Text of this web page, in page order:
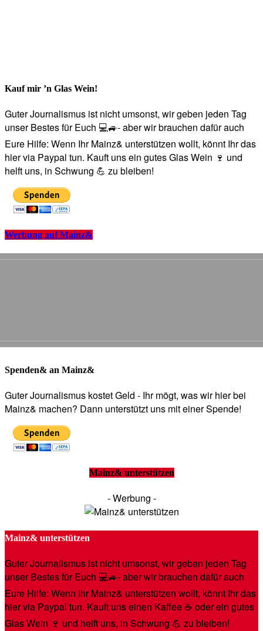
Kauf mir ’n Glas Wein!
Guter Journalismus ist nicht umsonst, wir geben jeden Tag
unser Bestes für Euch 💻🚙- aber wir brauchen dafür auch
Eure Hilfe: Wenn Ihr Mainz& unterstützen wollt, könnt Ihr das
hier via Paypal tun. Kauft uns ein gutes Glas Wein 🍷 und
helft uns, in Schwung 💪 zu bleiben!
Werbung auf Mainz&
Spenden& an Mainz&
Guter Journalismus kostet Geld - Ihr mögt, was wir hier bei
Mainz& machen? Dann unterstützt uns mit einer Spende!
Mainz& unterstützen
- Werbung -
Mainz& unterstützen
Guter Journalismus ist nicht umsonst, wir geben jeden Tag
unser Bestes für Euch 💻🚙- aber wir brauchen dafür auch
Eure Hilfe: Wenn Ihr Mainz& unterstützen wollt, könnt Ihr das
hier via Paypal tun. Kauft uns einen Kaffee ☕️ oder ein gutes
Glas Wein 🍷 und helft uns, in Schwung 💪 zu bleiben!